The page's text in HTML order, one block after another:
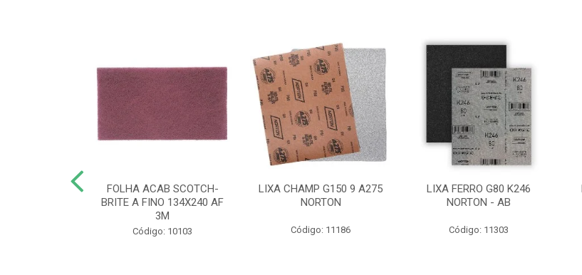
FOLHA ACAB SCOTCH-
BRITE A FINO 134X240 AF
3M
Código: 10103
LIXA CHAMP G150 9 A275
NORTON
Código: 11186
LIXA FERRO G80 K246
NORTON - AB
Código: 11303